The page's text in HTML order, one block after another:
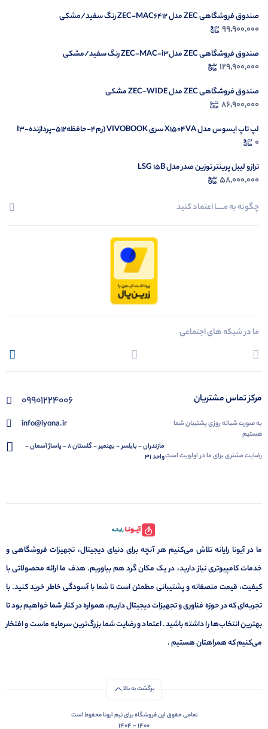
صندوق فروشگاهی ZEC مدل ZEC-MAC6412 رنگ سفید/مشکی
99,900,000
صندوق فروشگاهی ZEC مدلZEC-MAC-i3 رنگ سفید/مشکی
129,900,000
صندوق فروشگاهی ZEC مدل ZEC-WIDE مشکی
86,900,000
لپ تاپ ایسوس مدل X1504VA سری VIVOBOOK (رم4-حافظه512-پردازندهI3-
1335U)
0
ترازو لیبل پرینتر توزین صدر مدل LSG 15B
58,000,000
چگونه به مــــــا اعتماد کنید
ما در شبکه های اجتماعی
مرکز تماس مشتریان
به صورت شبانه روزی پشتیبان شما
هستیم
رضایت مشتری برای ما در اولویت است
09901224006
info@iyona.ir
مازندران - بابلسر - بهنمیر - گلستان 8 - پاساژ آسمان -
واحد 31
ما در آیونا رایانه تلاش می‌کنیم هر آنچه برای دنیای دیجیتال، تجهیزات فروشگاهی و
خدمات کامپیوتری نیاز دارید، در یک مکان گرد هم بیاوریم. هدف ما ارائه محصولاتی با
کیفیت، قیمت منصفانه و پشتیبانی مطمئن است تا شما با آسودگی خاطر خرید کنید. با
تجربه‌ای که در حوزه فناوری و تجهیزات دیجیتال داریم، همواره در کنار شما خواهیم بود تا
بهترین انتخاب‌ها را داشته باشید. اعتماد و رضایت شما بزرگ‌ترین سرمایه ماست و افتخار
می‌کنیم که همراهتان هستیم .
برگشت به بالا
تمامی حقوق این فروشگاه برای تیم ایونا محفوظ است
1400 - 1404